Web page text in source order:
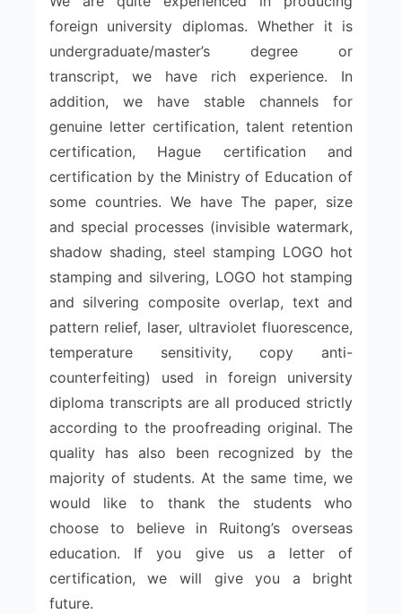
foreign university diplomas. Whether it is
undergraduate/master’s degree or
transcript, we have rich experience. In
addition, we have stable channels for
genuine letter certification, talent retention
certification, Hague certification and
certification by the Ministry of Education of
some countries. We have The paper, size
and special processes (invisible watermark,
shadow shading, steel stamping LOGO hot
stamping and silvering, LOGO hot stamping
and silvering composite overlap, text and
pattern relief, laser, ultraviolet fluorescence,
temperature sensitivity, copy anti-
counterfeiting) used in foreign university
diploma transcripts are all produced strictly
according to the proofreading original. The
quality has also been recognized by the
majority of students. At the same time, we
would like to thank the students who
choose to believe in Ruitong’s overseas
education. If you give us a letter of
certification, we will give you a bright
future.